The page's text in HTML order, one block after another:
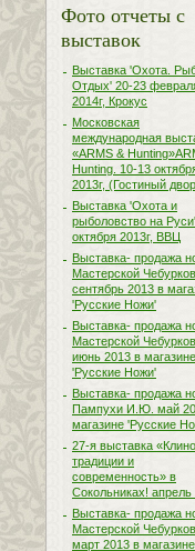
Фото отчеты с
выставок
Выставка 'Охота.
Отдых' 20-23
2014г, Крокус
Московская
международная
«ARMS &
Hunting. 10-13
2013г, (Гостиный
Выставка 'Охота и
рыболовство на
октября 2013г, ВВЦ
Выставка- продажа
Мастерской
сентябрь 2013 в
'Русские Ножи'
Выставка- продажа
Мастерской
июнь 2013 в магазине
'Русские Ножи'
Выставка- продажа
Пампухи И.Ю. май
магазине 'Русские
27-я выставка
традиции и
современность» в
Сокольниках! апрель
Выставка- продажа
Мастерской
март 2013 в магазине